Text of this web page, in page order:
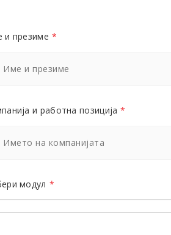
и презиме *
и работна позиција *
модул *